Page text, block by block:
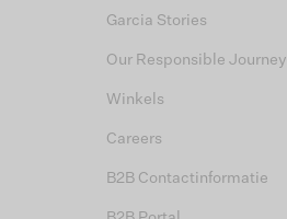
Garcia Stories
Our Responsible Journey
Winkels
Careers
B2B Contactinformatie